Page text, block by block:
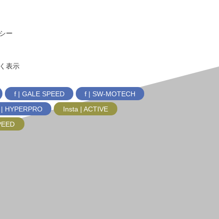
ー
表示
f | GALE SPEED
f | SW-MOTECH
HYPERPRO
Insta | ACTIVE